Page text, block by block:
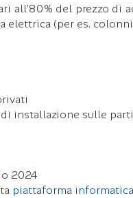
all’80% del prezzo di
elettrica (per es.
installazione sulle
2024
piattaforma informatica